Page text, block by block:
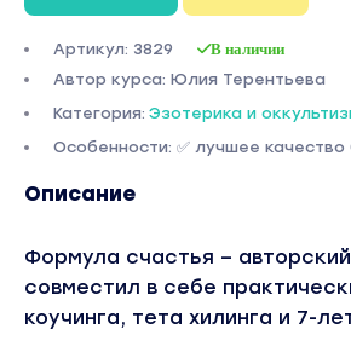
Артикул: 3829 В наличии
Автор курса: Юлия Терентьева
Категория: Эзотерика и
Особенности: ✅ лучшее
Описание
Формула счастья –
совместил в себе
коучинга, тета хилинга и 7-